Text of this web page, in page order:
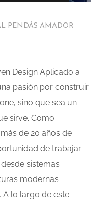
PENDÁS AMADOR
Design Aplicado a
pasión por construir
sino que sea un
sirve. Como
de 20 años de
de trabajar
sistemas
modernas
A lo largo de este